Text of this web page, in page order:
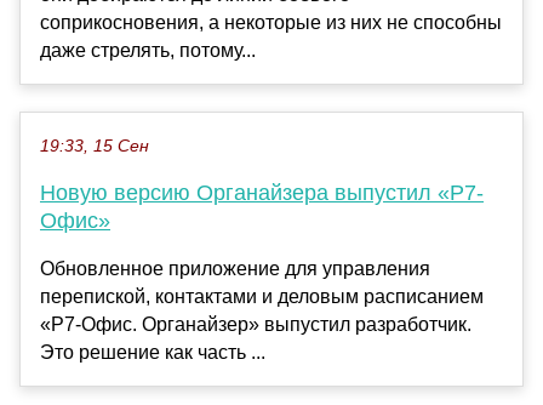
соприкосновения, а некоторые из них не способны
даже стрелять, потому...
19:33, 15 Сен
Новую версию Органайзера выпустил «Р7-
Офис»
Обновленное приложение для управления
перепиской, контактами и деловым расписанием
«Р7-Офис. Органайзер» выпустил разработчик.
Это решение как часть ...